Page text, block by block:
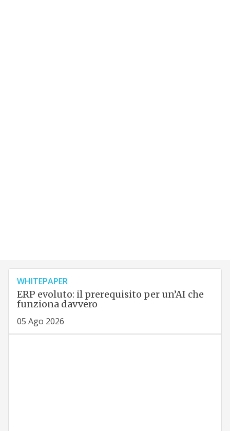
WHITEPAPER
ERP evoluto: il prerequisito per un’AI che
funziona davvero
05 Ago 2026